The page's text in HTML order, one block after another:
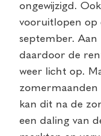
ongewijzigd.
vooruitlopen op
september. Aan
daardoor de
weer licht op.
zomermaanden
kan dit na de
een daling van